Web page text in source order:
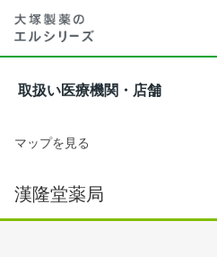
取扱い医療機関・店舗
マップを見る
漢隆堂薬局